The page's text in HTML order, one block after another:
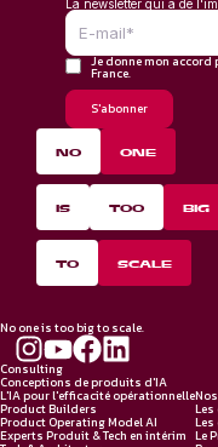
La newsletter qui a de
Je donne mon accord
France.
NO ONE
IS TOO BIG
TO SCALE
No one is too big to scale.
Consulting
Conceptions de produits d'IA
L'IA pour l'efficacité opérationnelle
Product Builders
Product Operating Model AI
Experts Produit & Tech en intérim Le